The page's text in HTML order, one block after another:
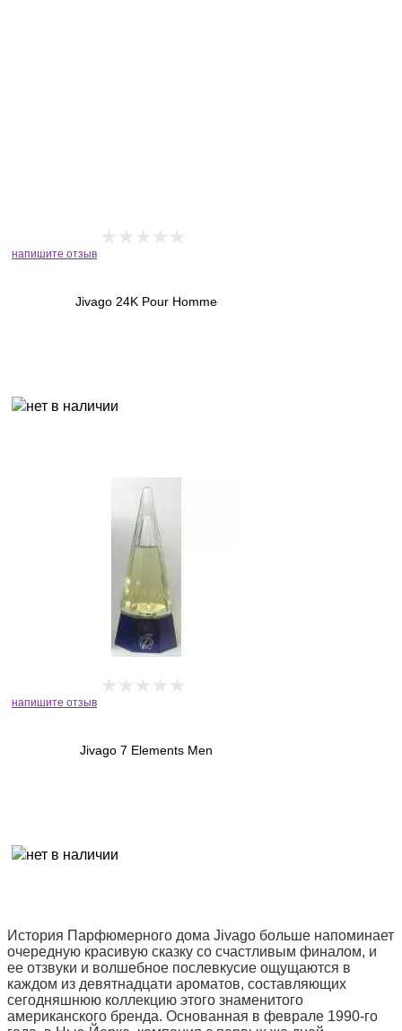
напишите отзыв
Jivago 24K Pour Homme
напишите отзыв
Jivago 7 Elements Men
История Парфюмерного дома Jivago больше напоминает
очередную красивую сказку со счастливым финалом, и
ее отзвуки и волшебное послевкусие ощущаются в
каждом из девятнадцати ароматов, составляющих
сегодняшнюю коллекцию этого знаменитого
американского бренда. Основанная в феврале 1990-го